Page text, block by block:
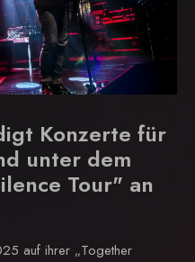
Konzerte für
unter dem
Tour" an
auf ihrer „Together